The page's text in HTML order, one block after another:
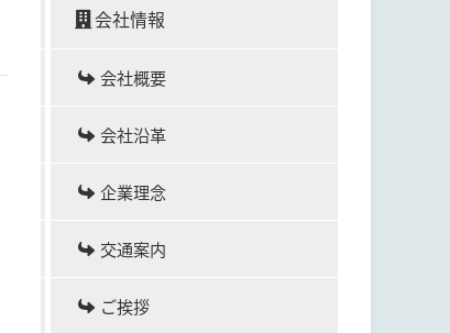
会社情報
会社概要
会社沿革
企業理念
交通案内
ご挨拶